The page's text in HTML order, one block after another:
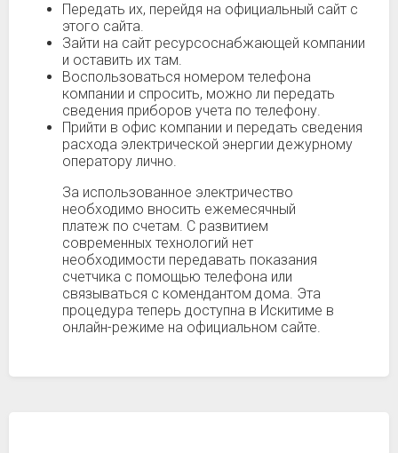
Передать их, перейдя на официальный сайт с
этого сайта.
Зайти на сайт ресурсоснабжающей компании
и оставить их там.
Воспользоваться номером телефона
компании и спросить, можно ли передать
сведения приборов учета по телефону.
Прийти в офис компании и передать сведения
расхода электрической энергии дежурному
оператору лично.
За использованное электричество
необходимо вносить ежемесячный
платеж по счетам. С развитием
современных технологий нет
необходимости передавать показания
счетчика с помощью телефона или
связываться с комендантом дома. Эта
процедура теперь доступна в Искитиме в
онлайн-режиме на официальном сайте.